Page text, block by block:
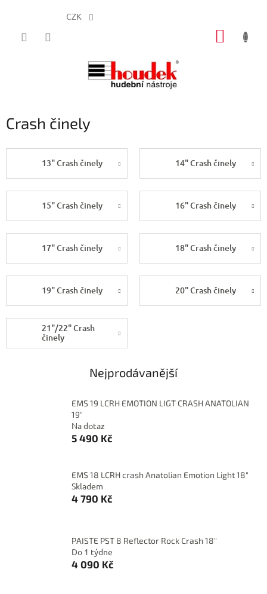
CZK
Crash činely
13" Crash činely 14" Crash činely
15" Crash činely 16" Crash činely
17" Crash činely 18" Crash činely
19" Crash činely 20" Crash činely
21"/22" Crash
činely
Nejprodávanější
EMS 19 LCRH EMOTION LIGT CRASH ANATOLIAN
19"
Na dotaz
5 490 Kč
EMS 18 LCRH crash Anatolian Emotion Light 18"
Skladem
4 790 Kč
PAISTE PST 8 Reflector Rock Crash 18"
Do 1 týdne
4 090 Kč